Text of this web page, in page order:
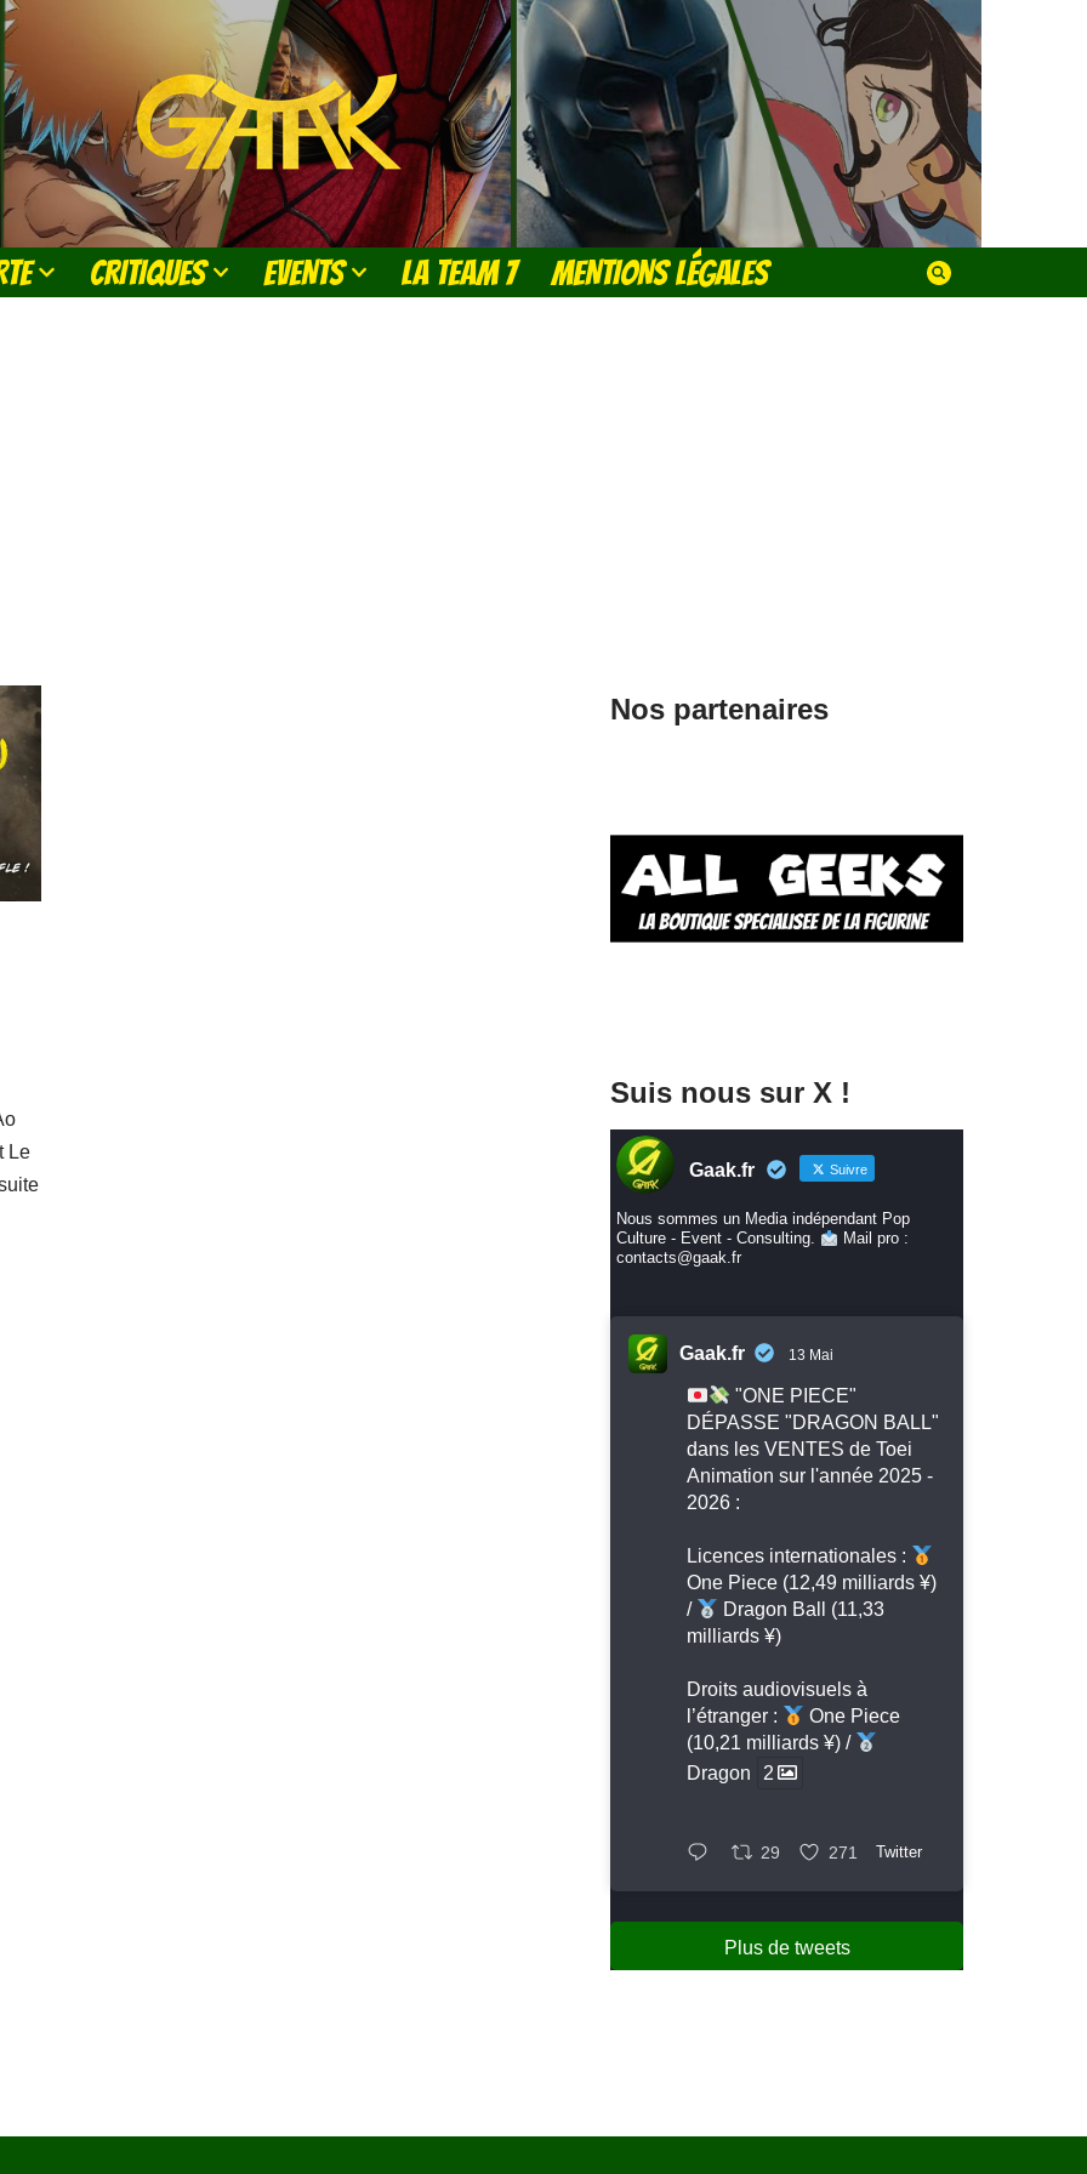
CRITIQUES EVENTS LA TEAM 7 MENTIONS LÉGALES
Le
Nos partenaires
Suis nous sur X !
Gaak.fr Suivre
Nous sommes un Media indépendant Pop
Culture - Event - Consulting.
Mail pro :
contacts@gaak.fr
Gaak.fr 13 Mai
"ONE PIECE"
DÉPASSE "DRAGON BALL"
dans les VENTES de Toei
Animation sur l'année 2025 -
2026 :
Licences internationales :
One Piece (12,49 milliards ¥)
/
Dragon Ball (11,33
milliards ¥)
Droits audiovisuels à
l’étranger :
One Piece
(10,21 milliards ¥) /
Dragon
2
29 271 Twitter
Plus de tweets